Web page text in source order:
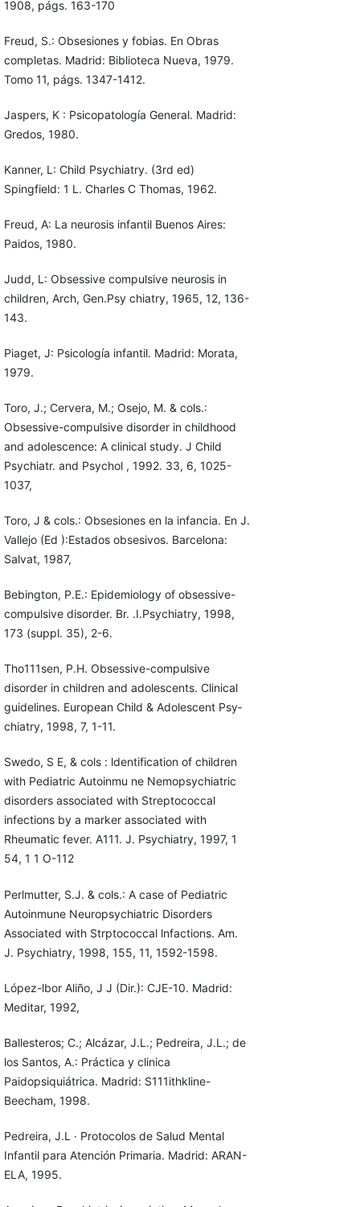
1908, págs. 163-170
Freud, S.: Obsesiones y fobias. En Obras
completas. Madrid: Biblioteca Nueva, 1979.
Tomo 11, págs. 1347-1412.
Jaspers, K : Psicopatología General. Madrid:
Gredos, 1980.
Kanner, L: Child Psychiatry. (3rd ed)
Spingfield: 1 L. Charles C Thomas, 1962.
Freud, A: La neurosis infantil Buenos Aires:
Paidos, 1980.
Judd, L: Obsessive compulsive neurosis in
children, Arch, Gen.Psy chiatry, 1965, 12, 136-
143.
Piaget, J: Psicología infantil. Madrid: Morata,
1979.
Toro, J.; Cervera, M.; Osejo, M. & cols.:
Obsessive-compulsive disorder in childhood
and adolescence: A clinical study. J Child
Psychiatr. and Psychol , 1992. 33, 6, 1025-
1037,
Toro, J & cols.: Obsesiones en la infancia. En J.
Vallejo (Ed ):Estados obsesivos. Barcelona:
Salvat, 1987,
Bebington, P.E.: Epidemiology of obsessive-
compulsive disorder. Br. .I.Psychiatry, 1998,
173 (suppl. 35), 2-6.
Tho111sen, P.H. Obsessive-compulsive
disorder in children and adolescents. Clinical
guidelines. European Child & Adolescent Psy­
chiatry, 1998, 7, 1-11.
Swedo, S E, & cols : ldentification of children
with Pediatric Autoinmu ne Nemopsychiatric
disorders associated with Streptococcal
infections by a marker associated with
Rheumatic fever. A111. J. Psychiatry, 1997, 1
54, 1 1 O-112
Perlmutter, S.J. & cols.: A case of Pediatric
Autoinmune Neuropsychia­tric Disorders
Associated with Strptococcal lnfactions. Am.
J. Psy­chiatry, 1998, 155, 11, 1592-1598.
López-lbor Aliño, J J (Dir.): CJE-10. Madrid:
Meditar, 1992,
Ballesteros; C.; Alcázar, J.L.; Pedreira, J.L.; de
los Santos, A.: Práctica y clinica
Paidopsiquiátrica. Madrid: S111ithkline-
Beecham, 1998.
Pedreira, J.L · Protocolos de Salud Mental
Infantil para Atención Prima­ria. Madrid: ARAN-
ELA, 1995.